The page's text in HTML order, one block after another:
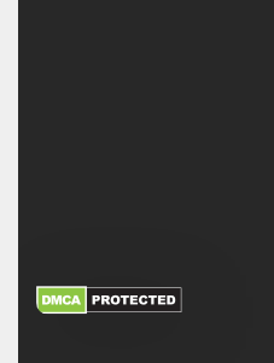
XEM THÊM